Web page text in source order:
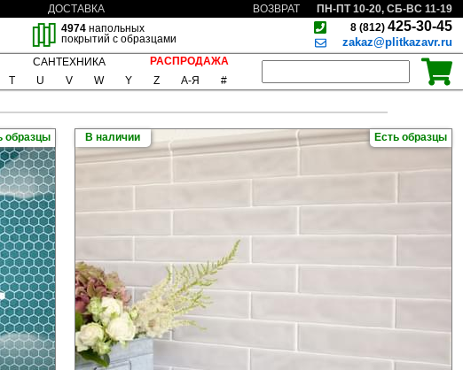
ДОСТАВКА ВОЗВРАТ
ПН-ПТ 10-20, СБ-ВС 11-19
4974напольных
покрытий с образцами
8 (812) 425-30-45
zakaz@plitkazavr.ru
САНТЕХНИКА
РАСПРОДАЖА
T U V W Y Z А-Я #
образцы Есть образцы
В наличии